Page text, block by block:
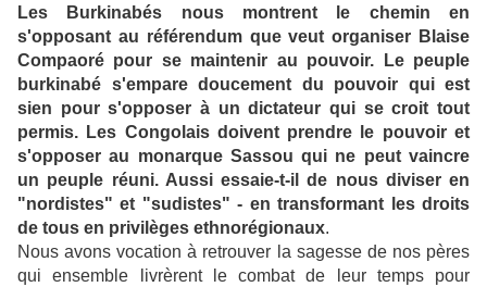
Les Burkinabés nous montrent le chemin en
s'opposant au référendum que veut organiser Blaise
Compaoré pour se maintenir au pouvoir. Le peuple
burkinabé s'empare doucement du pouvoir qui est
sien pour s'opposer à un dictateur qui se croit tout
permis. Les Congolais doivent prendre le pouvoir et
s'opposer au monarque Sassou qui ne peut vaincre
un peuple réuni. Aussi essaie-t-il de nous diviser en
"nordistes" et "sudistes" - en transformant les droits
de tous en privilèges ethnorégionaux.
Nous avons vocation à retrouver la sagesse de nos pères
qui ensemble livrèrent le combat de leur temps pour